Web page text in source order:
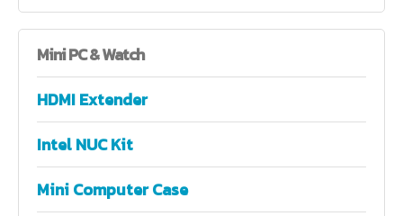
MiniPC & Watch
HDMI Extender
Intel NUC Kit
Mini Computer Case